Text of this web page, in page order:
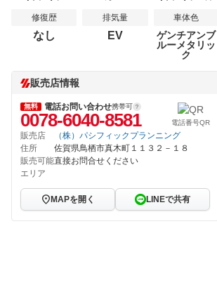
修復歴
なし
排気量
EV
車体色
ゲンチアンブ
ルーメタリッ
ク
販売店情報
無料 電話お問い合わせ携帯可
0078-6040-8581 電話番号QR
販売店
（株）パシフィックプランニング
住所
佐賀県鳥栖市真木町１１３２－１８
販売可能
エリア
直接お問合せください
MAPを開く LINEで共有